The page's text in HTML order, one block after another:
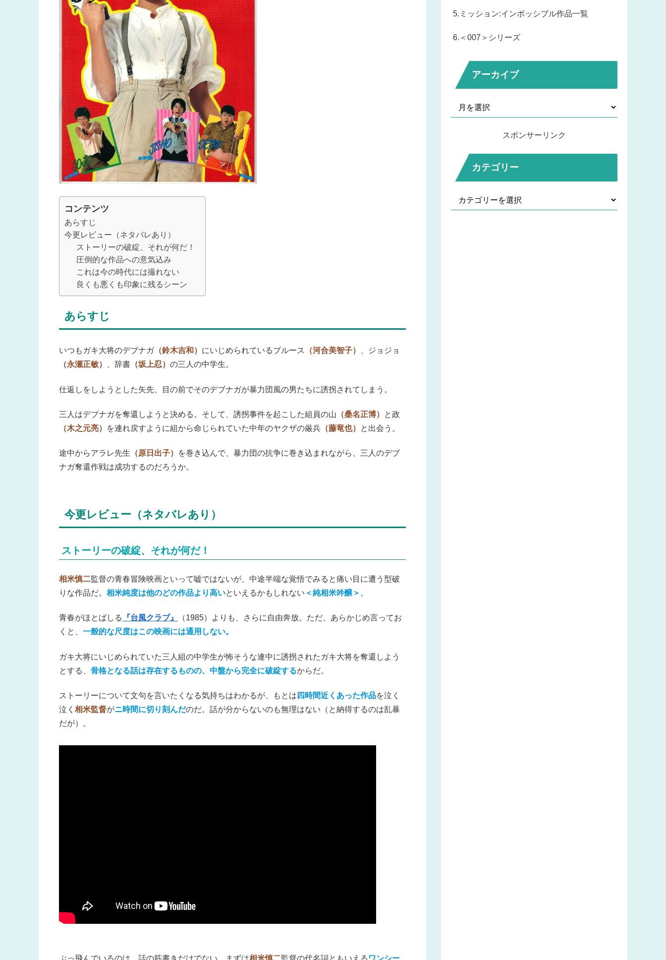
コンテンツ
あらすじ
今更レビュー（ネタバレあり）
ストーリーの破綻、それが何だ！
圧倒的な作品への意気込み
これは今の時代には撮れない
良くも悪くも印象に残るシーン
あらすじ
いつもガキ大将のデブナガ（鈴木吉和） にいじめられているブルース （河合美智子）
、ジョジョ
（永瀬正敏）
、辞書 （坂上忍） の三人の中学生。
仕返しをしようとした矢先、目の前でそのデブナガが暴力団風の男たちに誘拐されてしまう。
三人はデブナガを奪還しようと決める。そして、誘拐事件を起こした組員の山 （桑名正博）
と政
（木之元亮）
を連れ戻すように組から命じられていた中年のヤクザの厳兵 （藤竜也） と出会う。
途中からアラレ先生 （原日出子）
を巻き込んで、暴力団の抗争に巻き込まれながら、三人のデブ
ナガ奪還作戦は成功するのだろうか。
今更レビュー（ネタバレあり）
ストーリーの破綻、それが何だ！
相米慎二監督の青春冒険映画といって嘘ではないが、中途半端な覚悟でみると痛い目に遭う型破
りな作品だ。 相米純度は他のどの作品より高いといえるかもしれない ＜純相米吟醸＞ 。
青春がほとばしる 『台風クラブ』
（1985）よりも、さらに自由奔放。ただ、あらかじめ言ってお
くと、 一般的な尺度はこの映画には通用しない。
ガキ大将にいじめられていた三人組の中学生が怖そうな連中に誘拐されたガキ大将を奪還しよう
とする、 骨格となる話は存在するものの、中盤から完全に破綻するからだ。
ストーリーについて文句を言いたくなる気持ちはわかるが、もとは 四時間近くあった作品を泣く
泣く 相米監督がニ時間に切り刻んだのだ。話が分からないのも無理はない（と納得するのは乱暴
だが）。
ぶっ飛んでいるのは、話の筋書きだけでない。まずは相米慎二監督の代名詞ともいえる ワンシー
5.ミッション:インポッシブル作品一覧
6.＜007＞シリーズ
アーカイブ
スポンサーリンク
カテゴリー